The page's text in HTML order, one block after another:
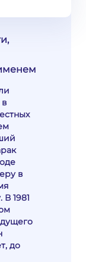
в
в
1981
до